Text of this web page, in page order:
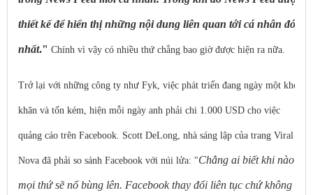
thiết kế để hiển thị những nội dung liên quan tới cá nhân đó
nhất." Chính vì vậy có nhiều thứ chẳng bao giờ được hiện ra nữa.
Trở lại với những công ty như Fyk, việc phát triển đang ngày một khó
khăn và tốn kém, hiện mỗi ngày anh phải chi 1.000 USD cho việc
quảng cáo trên Facebook. Scott DeLong, nhà sáng lập của trang Viral
Nova đã phải so sánh Facebook với núi lửa: "Chẳng ai biết khi nào
mọi thứ sẽ nổ bùng lên. Facebook thay đổi liên tục chứ không